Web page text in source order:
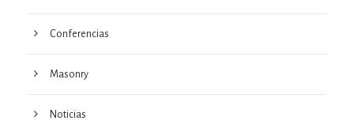
Conferencias
Masonry
Noticias